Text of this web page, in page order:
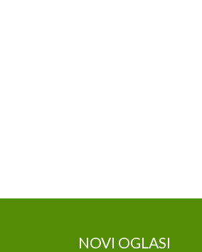
NOVI OGLASI